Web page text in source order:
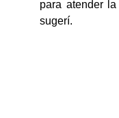
para atender
sugerí.